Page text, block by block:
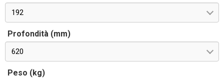
192
Profondità (mm)
620
Peso (kg)